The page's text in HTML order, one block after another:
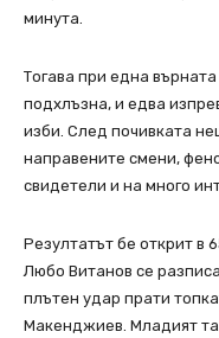
минута.
Тогава при една
подхлъзна, и едва
изби. След почивката
направените смени,
свидетели и на много
Резултатът бе открит в
Любо Витанов се
плътен удар прати
Макенджиев. Младият